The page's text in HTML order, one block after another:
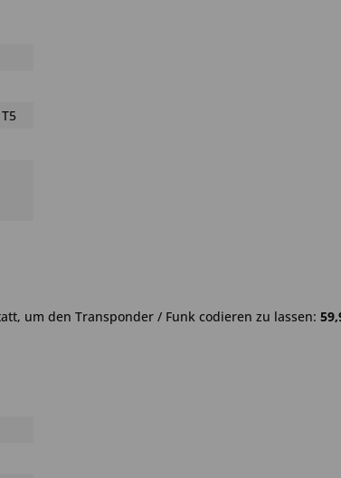
um den Transponder / Funk codieren zu lassen: